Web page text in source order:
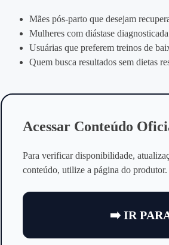
Mães pós‑parto que desejam
Mulheres com diástase
Usuárias que preferem treinos de
Quem busca resultados sem dietas
Acessar Conteúdo
Para verificar disponibilidade,
conteúdo, utilize a página do produtor.
➡️ IR